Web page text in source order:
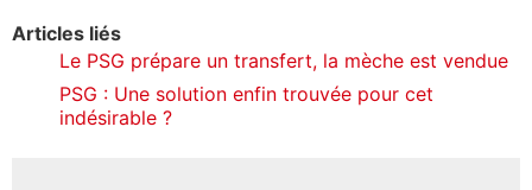
Articles liés
Le PSG prépare un transfert, la mèche est vendue
PSG : Une solution enfin trouvée pour cet
indésirable ?